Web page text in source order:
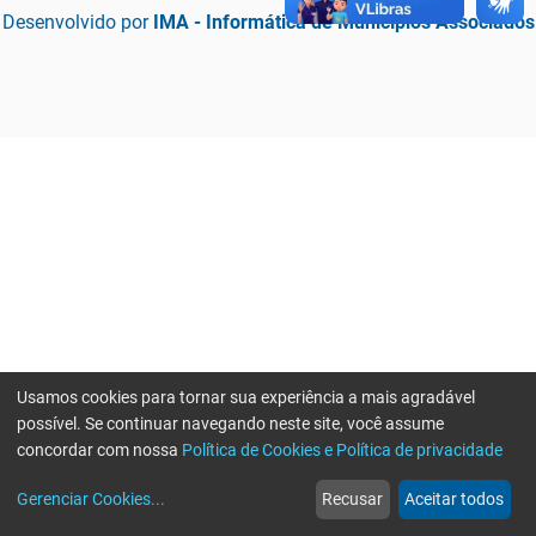
Desenvolvido por IMA - Informática de Municípios Associados
web
Notícias
more_horiz
Mais
Usamos cookies para tornar sua experiência a mais agradável
possível. Se continuar navegando neste site, você assume
concordar com nossa Política de Cookies e Política de privacidade
Gerenciar Cookies... Recusar Aceitar todos
Erro ao enviar informações, por favor tente novamente